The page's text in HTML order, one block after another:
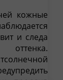
кожные
и следа